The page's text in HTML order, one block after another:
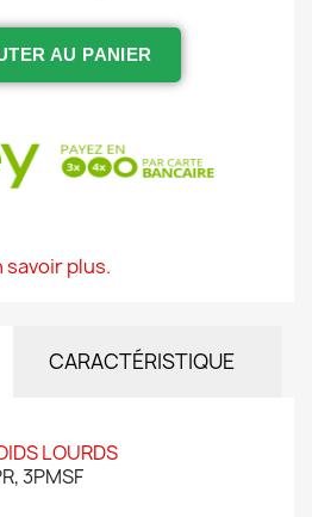
AU PANIER
savoir plus.
CARACTÉRISTIQUE
LOURDS
3PMSF